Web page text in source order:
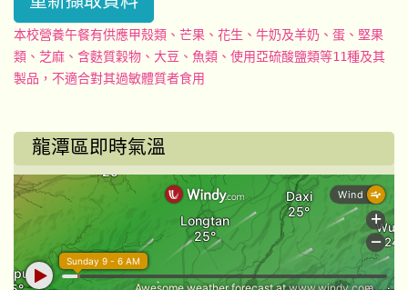
本校營養午餐有供應甲殼類、芒果、花生、牛奶及羊奶、蛋、堅果
類、芝麻、含麩質穀物、大豆、魚類、使用亞硫酸鹽類等11種及其
製品，不適合對其過敏體質者食用
龍潭區即時氣溫